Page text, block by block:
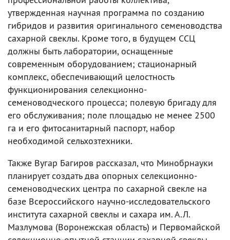
утвержденная научная программа по созданию
гибридов и развития оригинального семеноводства
сахарной свеклы. Кроме того, в будущем ССЦ
должны быть лаборатории, оснащенные
современным оборудованием; стационарный
комплекс, обеспечивающий целостность
функционирования селекционно-
семеноводческого процесса; полевую бригаду для
его обслуживания; поле площадью не менее 2500
га и его фитосанитарный паспорт, набор
необходимой сельхозтехники.
Также Вугар Багиров рассказал, что Минобрнауки
планирует создать два опорных селекционно-
семеноводческих центра по сахарной свекле на
базе Всероссийского научно-исследовательского
института сахарной свеклы и сахара им. А.Л.
Мазлумова (Воронежская область) и Первомайской